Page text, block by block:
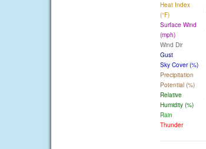
Heat Index
(°F)
Surface Wind
(mph)
Wind Dir
Gust
Sky Cover (%)
Precipitation
Potential (%)
Relative
Humidity (%)
Rain
Thunder